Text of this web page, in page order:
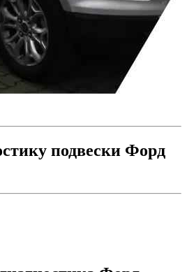
подвески Форд